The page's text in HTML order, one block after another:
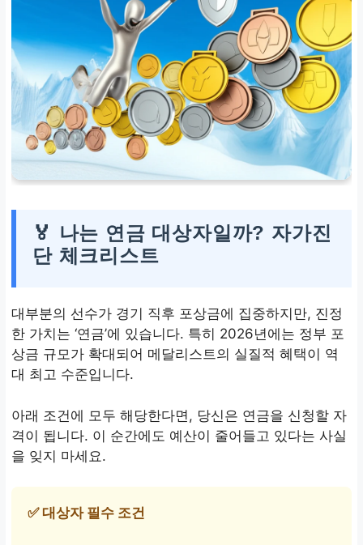
🏅 나는 연금 대상자일까? 자가진
단 체크리스트
대부분의 선수가 경기 직후 포상금에 집중하지만, 진정
한 가치는 ‘연금’에 있습니다. 특히 2026년에는 정부 포
상금 규모가 확대되어 메달리스트의 실질적 혜택이 역
대 최고 수준입니다.
아래 조건에 모두 해당한다면, 당신은 연금을 신청할 자
격이 됩니다. 이 순간에도 예산이 줄어들고 있다는 사실
을 잊지 마세요.
✅ 대상자 필수 조건